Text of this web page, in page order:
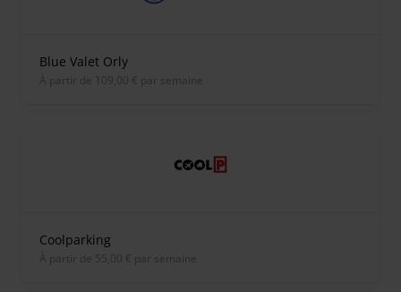
Blue Valet Orly
À partir de 109,00 € par semaine
Coolparking
À partir de 55,00 € par semaine